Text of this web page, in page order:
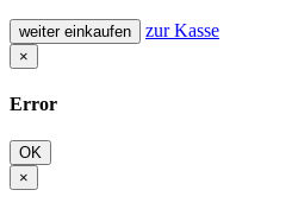
weiter einkaufen zur Kasse
×
Error
OK
×